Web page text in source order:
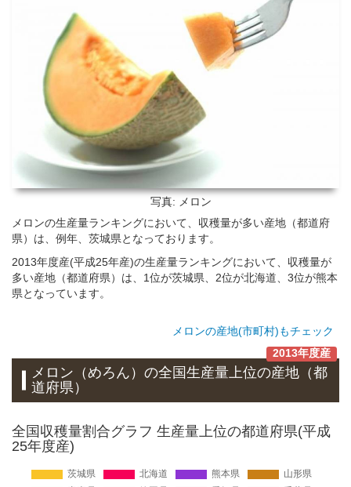
写真: メロン
メロンの生産量ランキングにおいて、収穫量が多い産地（都道府
県）は、例年、茨城県となっております。
2013年度産(平成25年産)の生産量ランキングにおいて、収穫量が
多い産地（都道府県）は、1位が茨城県、2位が北海道、3位が熊本
県となっています。
メロンの産地(市町村)もチェック
2013年度産
メロン（めろん）の全国生産量上位の産地 （都
道府県）
全国収穫量割合グラフ 生産量上位の都道府県(平成
25年度産)